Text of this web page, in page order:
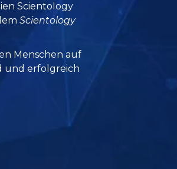
Scientology
Scientology
Menschen auf
und erfolgreich